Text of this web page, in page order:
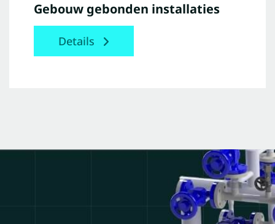
Gebouw gebonden installaties
Details